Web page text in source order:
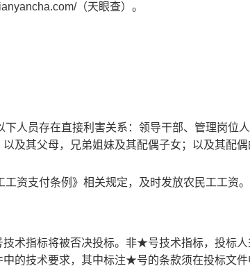
（天眼查）。
人员存在直接利害关系：领导干部、管理岗位
及其父母，兄弟姐妹及其配偶子女；以及其配
资支付条例》相关规定，及时发放农民工工资。
术指标将被否决投标。非★号技术指标，投标人
中的技术要求，其中标注★号的条款须在投标文